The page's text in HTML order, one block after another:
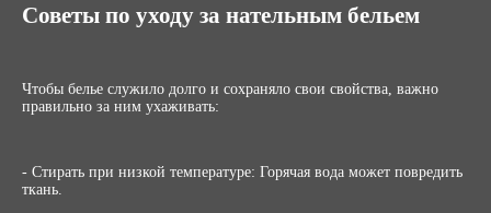
Советы по уходу за нательным бельем
Чтобы белье служило долго и сохраняло свои свойства, важно
правильно за ним ухаживать:
- Стирать при низкой температуре: Горячая вода может повредить
ткань.